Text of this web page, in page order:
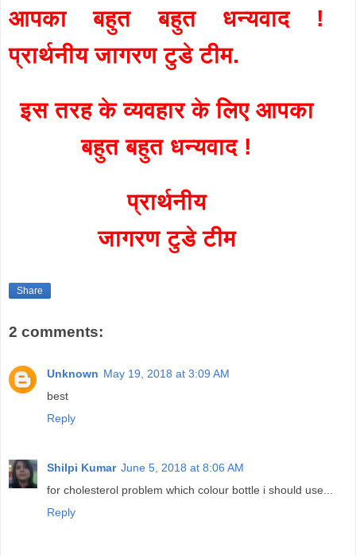
आपका बहुत बहुत धन्यवाद !
प्रार्थनीय जागरण टुडे टीम.
इस तरह के व्यवहार के लिए आपका
बहुत बहुत धन्यवाद !
प्रार्थनीय
जागरण टुडे टीम
Share
2 comments:
Unknown May 19, 2018 at 3:09 AM
best
Reply
Shilpi Kumar June 5, 2018 at 8:06 AM
for cholesterol problem which colour bottle i should use...
Reply